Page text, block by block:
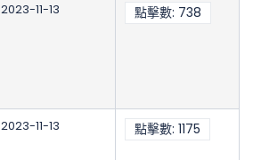
2023-11-13 點擊數: 738
2023-11-13 點擊數: 1175